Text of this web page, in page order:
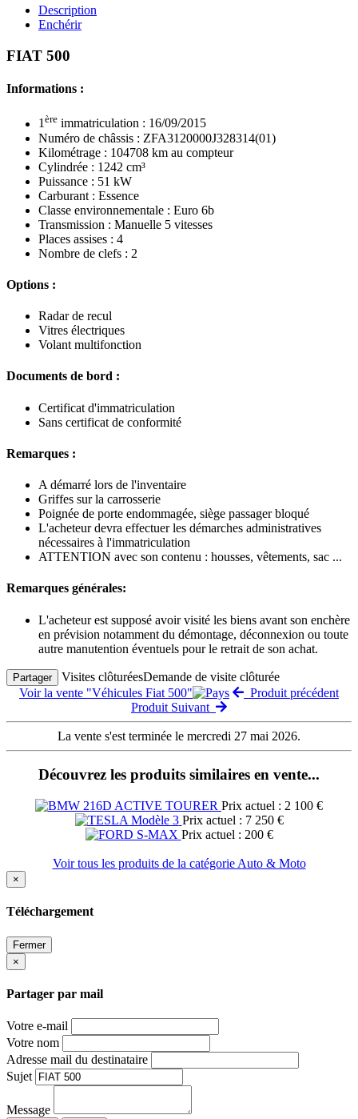
Description
Enchérir
FIAT 500
Informations :
1ère immatriculation : 16/09/2015
Numéro de châssis : ZFA3120000J328314(01)
Kilométrage : 104708 km au compteur
Cylindrée : 1242 cm³
Puissance : 51 kW
Carburant : Essence
Classe environnementale : Euro 6b
Transmission : Manuelle 5 vitesses
Places assises : 4
Nombre de clefs : 2
Options :
Radar de recul
Vitres électriques
Volant multifonction
Documents de bord :
Certificat d'immatriculation
Sans certificat de conformité
Remarques :
A démarré lors de l'inventaire
Griffes sur la carrosserie
Poignée de porte endommagée, siège passager bloqué
L'acheteur devra effectuer les démarches administratives
nécessaires à l'immatriculation
ATTENTION avec son contenu : housses, vêtements, sac ...
Remarques générales:
L'acheteur est supposé avoir visité les biens avant son enchère
en prévision notamment du démontage, déconnexion ou toute
autre manutention éventuels pour le retrait de son achat.
Partager Visites clôturéesDemande de visite clôturée
Voir la vente "Véhicules Fiat 500"
Produit précédent
Produit Suivant
La vente s'est terminée le mercredi 27 mai 2026.
Découvrez les produits similaires en vente...
Prix actuel : 2 100 €
Prix actuel : 7 250 €
Prix actuel : 200 €
Voir tous les produits de la catégorie Auto & Moto
×
Téléchargement
Fermer
×
Partager par mail
Votre e-mail
Votre nom
Adresse mail du destinataire
Sujet
Message